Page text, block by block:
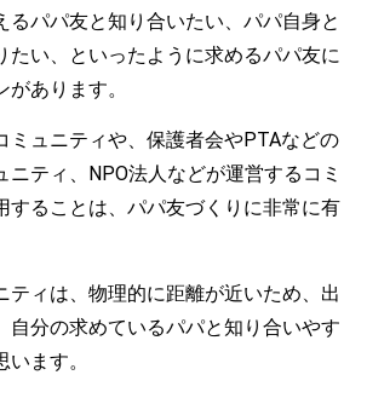
るパパ友と知り合いたい、パパ自身と
たい、といったように求めるパパ友に
あります。
ュニティや、保護者会やPTAなどの
ニティ、NPO法人などが運営するコミ
することは、パパ友づくりに非常に有
ィは、物理的に距離が近いため、出
自分の求めているパパと知り合いやす
ます。